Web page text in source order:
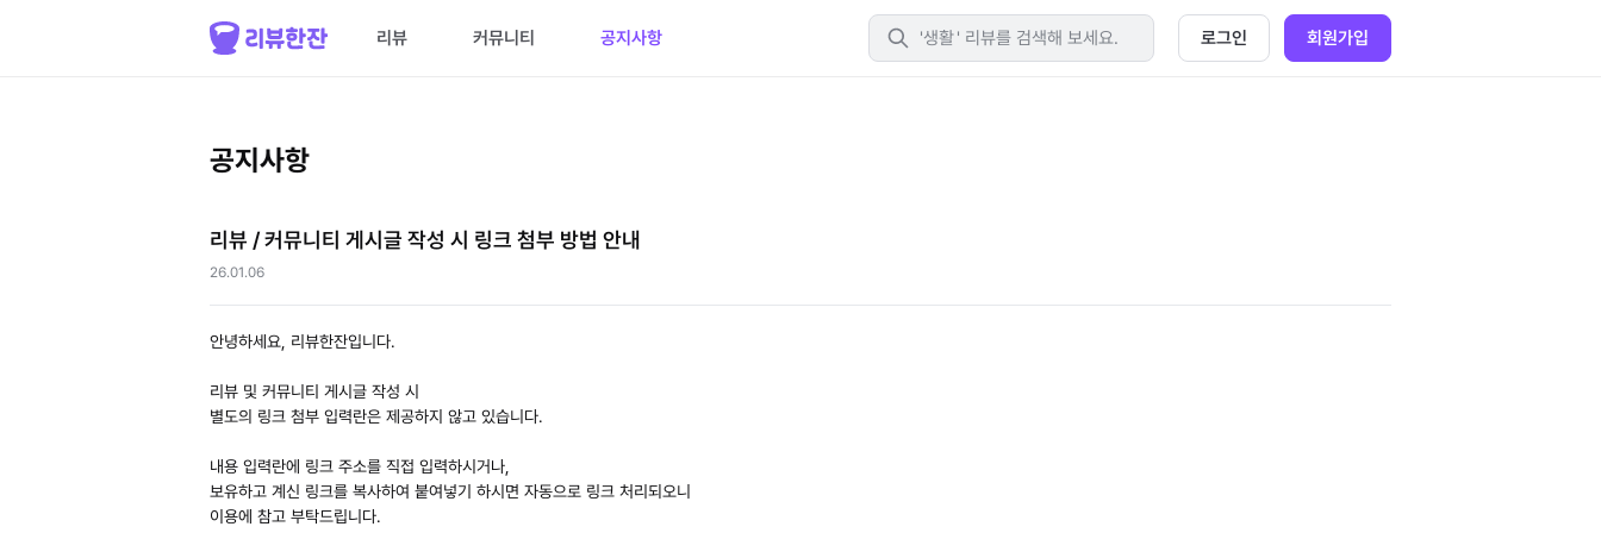
리뷰 커뮤니티 공지사항 생활 로그인 회원가입
공지사항
리뷰 / 커뮤니티 게시글 작성 시 링크 첨부 방법 안내
26.01.06
안녕하세요, 리뷰한잔입니다.
리뷰 및 커뮤니티 게시글 작성 시
별도의 링크 첨부 입력란은 제공하지 않고 있습니다.
내용 입력란에 링크 주소를 직접 입력하시거나,
보유하고 계신 링크를 복사하여 붙여넣기 하시면 자동으로 링크 처리되오니
이용에 참고 부탁드립니다.